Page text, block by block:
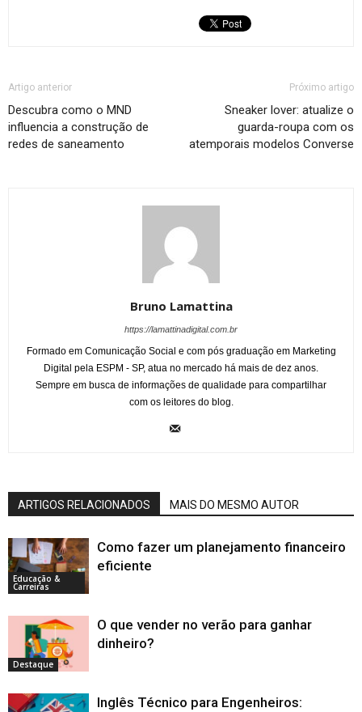
Artigo anterior
Descubra como o MND
influencia a construção de
redes de saneamento
Próximo artigo
Sneaker lover: atualize o
guarda-roupa com os
atemporais modelos Converse
Bruno Lamattina
https://lamattinadigital.com.br
Formado em Comunicação Social e com pós graduação em Marketing
Digital pela ESPM - SP, atua no mercado há mais de dez anos.
Sempre em busca de informações de qualidade para compartilhar
com os leitores do blog.
ARTIGOS RELACIONADOS MAIS DO MESMO AUTOR
Educação &
Carreiras
Como fazer um planejamento financeiro
eficiente
Destaque
O que vender no verão para ganhar
dinheiro?
Inglês Técnico para Engenheiros: